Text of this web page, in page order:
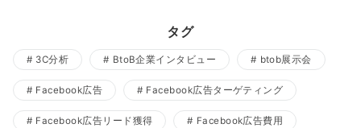
タグ
3C分析 BtoB企業インタビュー btob展示会
Facebook広告 Facebook広告ターゲティング
Facebook広告リード獲得 Facebook広告費用